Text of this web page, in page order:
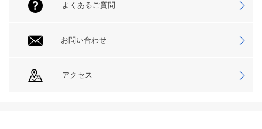
よくあるご質問
お問い合わせ
アクセス